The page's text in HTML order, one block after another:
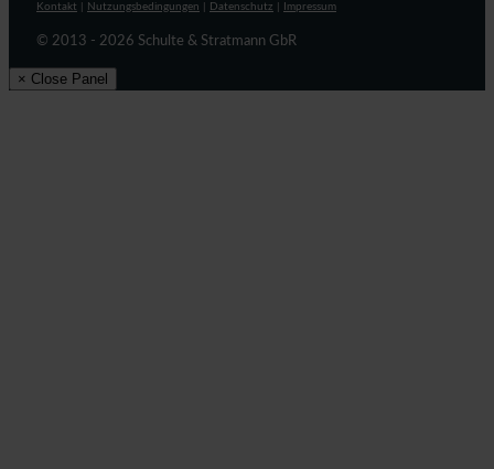
Kontakt Nutzungsbedingungen Datenschutz Impressum
© 2013 - 2026 Schulte & Stratmann GbR
× Close Panel